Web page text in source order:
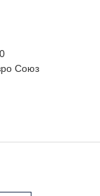
Союз